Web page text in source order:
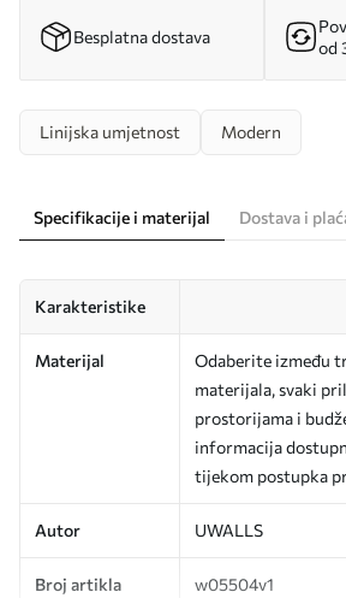
Besplatna dostava
od
Linijska umjetnost Modern
Specifikacije i materijal Dostava i
Karakteristike
Materijal
Odaberite između
materijala, svaki
prostorijama i
informacija
tijekom postupka
Autor UWALLS
Broj artikla w05504v1